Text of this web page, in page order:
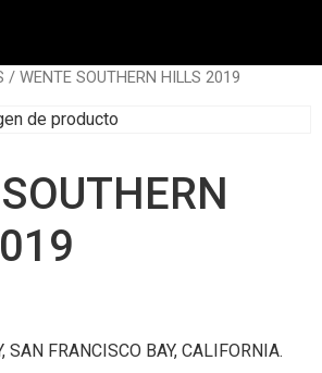
/ WENTE SOUTHERN HILLS 2019
SAN FRANCISCO BAY, CALIFORNIA.